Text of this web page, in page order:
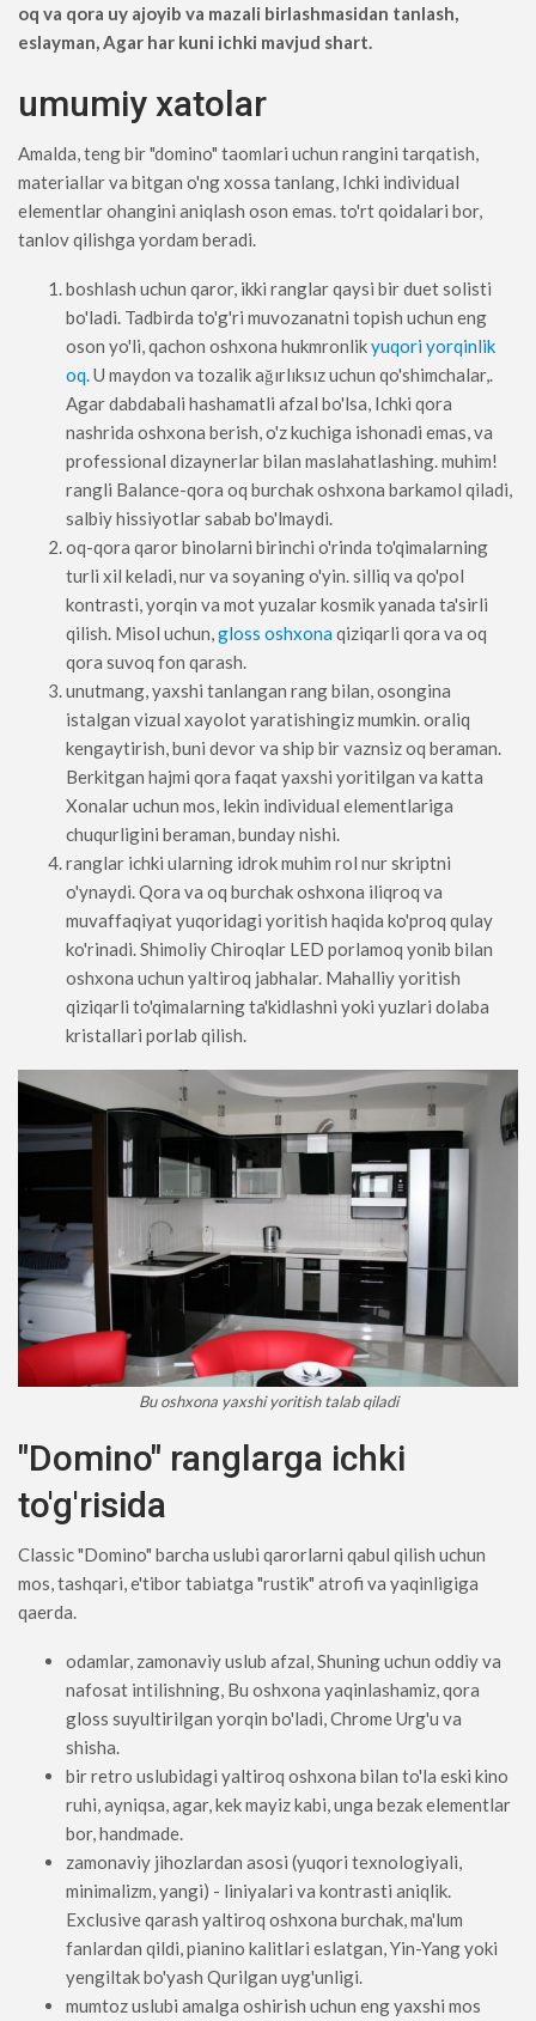
oq va qora uy ajoyib va ​​mazali birlashmasidan tanlash,
eslayman, Agar har kuni ichki mavjud shart.
umumiy xatolar
Amalda, teng bir "domino" taomlari uchun rangini tarqatish,
materiallar va bitgan o'ng xossa tanlang, Ichki individual
elementlar ohangini aniqlash oson emas. to'rt qoidalari bor,
tanlov qilishga yordam beradi.
boshlash uchun qaror, ikki ranglar qaysi bir duet solisti
bo'ladi. Tadbirda to'g'ri muvozanatni topish uchun eng
oson yo'li, qachon oshxona hukmronlikyuqori yorqinlik
oq. U maydon va tozalik ağırlıksız uchun qo'shimchalar,.
Agar dabdabali hashamatli afzal bo'lsa, Ichki qora
nashrida oshxona berish, o'z kuchiga ishonadi emas, va
professional dizaynerlar bilan maslahatlashing. muhim!
rangli Balance-qora oq burchak oshxona barkamol qiladi,
salbiy hissiyotlar sabab bo'lmaydi.
oq-qora qaror binolarni birinchi o'rinda to'qimalarning
turli xil keladi, nur va soyaning o'yin. silliq va qo'pol
kontrasti, yorqin va mot yuzalar kosmik yanada ta'sirli
qilish. Misol uchun,gloss oshxona qiziqarli qora va oq
qora suvoq fon qarash.
unutmang, yaxshi tanlangan rang bilan, osongina
istalgan vizual xayolot yaratishingiz mumkin. oraliq
kengaytirish, buni devor va ship bir vaznsiz oq beraman.
Berkitgan hajmi qora faqat yaxshi yoritilgan va katta
Xonalar uchun mos, lekin individual elementlariga
chuqurligini beraman, bunday nishi.
ranglar ichki ularning idrok muhim rol nur skriptni
o'ynaydi. Qora va oq burchak oshxona iliqroq va
muvaffaqiyat yuqoridagi yoritish haqida ko'proq qulay
ko'rinadi. Shimoliy Chiroqlar LED porlamoq yonib bilan
oshxona uchun yaltiroq jabhalar. Mahalliy yoritish
qiziqarli to'qimalarning ta'kidlashni yoki yuzlari dolaba
kristallari porlab qilish.
Bu oshxona yaxshi yoritish talab qiladi
"Domino" ranglarga ichki
to'g'risida
Classic "Domino" barcha uslubi qarorlarni qabul qilish uchun
mos, tashqari, e'tibor tabiatga "rustik" atrofi va yaqinligiga
qaerda.
odamlar, zamonaviy uslub afzal, Shuning uchun oddiy va
nafosat intilishning, Bu oshxona yaqinlashamiz, qora
gloss suyultirilgan yorqin bo'ladi, Chrome Urg'u va
shisha.
bir retro uslubidagi yaltiroq oshxona bilan to'la eski kino
ruhi, ayniqsa, agar, kek mayiz kabi, unga bezak elementlar
bor, handmade.
zamonaviy jihozlardan asosi (yuqori texnologiyali,
minimalizm, yangi) - liniyalari va kontrasti aniqlik.
Exclusive qarash yaltiroq oshxona burchak, ma'lum
fanlardan qildi, pianino kalitlari eslatgan, Yin-Yang yoki
yengiltak bo'yash Qurilgan uyg'unligi.
mumtoz uslubi amalga oshirish uchun eng yaxshi mos